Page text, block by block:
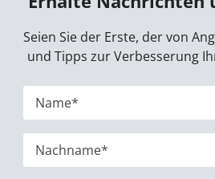
Seien Sie der Erste, der von
und Tipps zur Verbesserung